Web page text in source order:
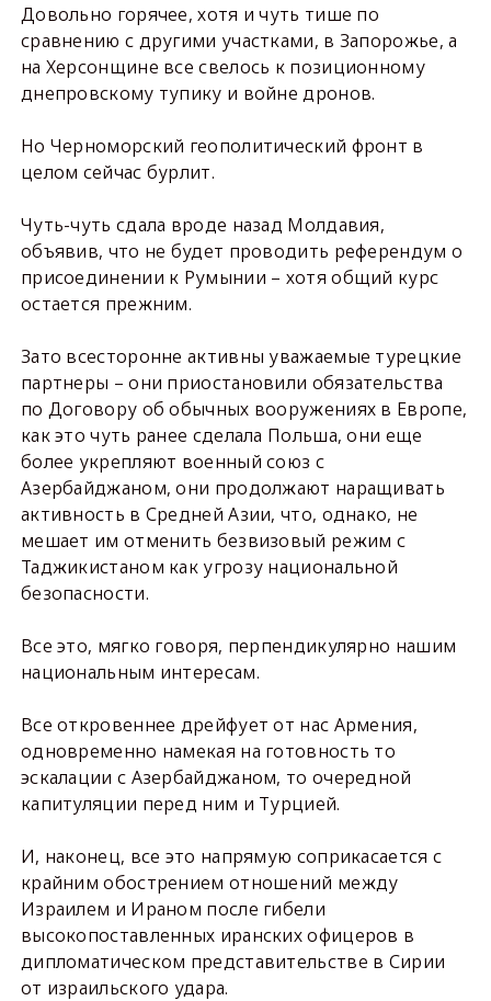
Довольно горячее, хотя и чуть тише по
сравнению с другими участками, в Запорожье, а
на Херсонщине все свелось к позиционному
днепровскому тупику и войне дронов.
Но Черноморский геополитический фронт в
целом сейчас бурлит.
Чуть-чуть сдала вроде назад Молдавия,
объявив, что не будет проводить референдум о
присоединении к Румынии – хотя общий курс
остается прежним.
Зато всесторонне активны уважаемые турецкие
партнеры – они приостановили обязательства
по Договору об обычных вооружениях в Европе,
как это чуть ранее сделала Польша, они еще
более укрепляют военный союз с
Азербайджаном, они продолжают наращивать
активность в Средней Азии, что, однако, не
мешает им отменить безвизовый режим с
Таджикистаном как угрозу национальной
безопасности.
Все это, мягко говоря, перпендикулярно нашим
национальным интересам.
Все откровеннее дрейфует от нас Армения,
одновременно намекая на готовность то
эскалации с Азербайджаном, то очередной
капитуляции перед ним и Турцией.
И, наконец, все это напрямую соприкасается с
крайним обострением отношений между
Израилем и Ираном после гибели
высокопоставленных иранских офицеров в
дипломатическом представительстве в Сирии
от израильского удара.